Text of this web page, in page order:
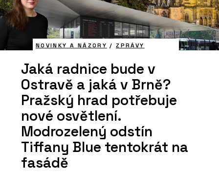
NOVINKY A NÁZORY /ZPRÁVY
Jaká radnice bude v
Ostravě a jaká v Brně?
Pražský hrad potřebuje
nové osvětlení.
Modrozelený odstín
Tiffany Blue tentokrát na
fasádě